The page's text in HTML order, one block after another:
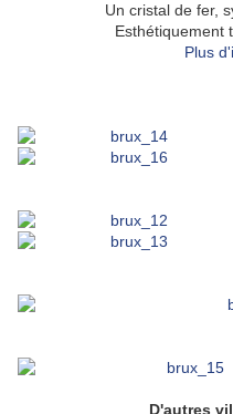
Un cristal de fer,
Esthétiquement
Plus
D'autres